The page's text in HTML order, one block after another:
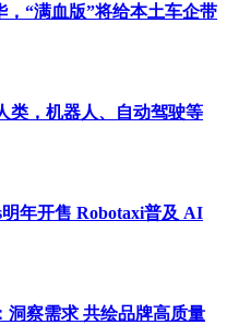
“满血版”将给本土车企带
类，机器人、自动驾驶等
年开售 Robotaxi普及 AI
洞察需求 共绘品牌高质量